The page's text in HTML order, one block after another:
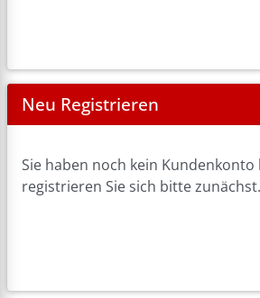
Neu Registrieren
Sie haben noch kein Kundenkonto
registrieren Sie sich bitte zunächst.